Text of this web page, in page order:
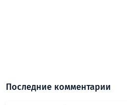
Последние комментарии